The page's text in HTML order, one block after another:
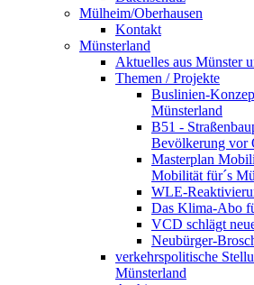
Mülheim/Oberhausen
Kontakt
Münsterland
Aktuelles aus Münster
Themen / Projekte
Buslinien-
Münsterland
B51 -
Bevölkerung vor
Masterplan
Mobilität für´s
WLE-
Das Klima-Abo
VCD schlägt
Neubürger-
verkehrspolitische
Münsterland